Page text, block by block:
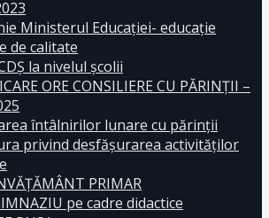
Ministerul Educației- educație
de calitate
la nivelul şcolii
ORE CONSILIERE CU PĂRINȚII –
întâlnirilor lunare cu părinții
privind desfășurarea activităților
PRIMAR
pe cadre didactice